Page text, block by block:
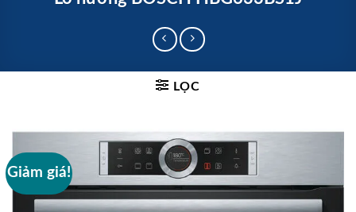
LỌC
Giảm giá!